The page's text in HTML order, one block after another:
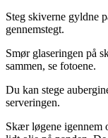
Steg skiverne gyldne
gennemstegt.
Smør glaseringen på
sammen, se fotoene.
Du kan stege
serveringen.
Skær løgene igennem